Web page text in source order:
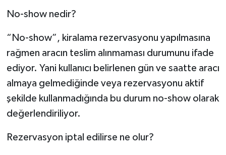
No-show nedir?
“No-show”, kiralama rezervasyonu yapılmasına
rağmen aracın teslim alınmaması durumunu ifade
ediyor. Yani kullanıcı belirlenen gün ve saatte aracı
almaya gelmediğinde veya rezervasyonu aktif
şekilde kullanmadığında bu durum no-show olarak
değerlendiriliyor.
Rezervasyon iptal edilirse ne olur?